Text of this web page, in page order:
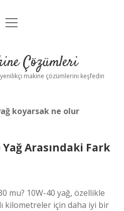
Anasayfa
Uyarı
menüyü
Çözümleri
makine çözümlerini keşfedin
koyarsak ne olur
Yağ Arasındaki Fark
mu? 10W-40 yağ, özellikle
kilometreler için daha iyi bir